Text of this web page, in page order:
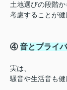
土地選びの段階か
考慮することが健
④音とプライ
実は、
騒音や生活音も健